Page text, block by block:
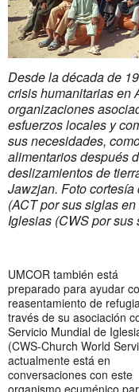
Desde la década de
crisis humanitarias en
organizaciones
esfuerzos locales y
sus necesidades,
alimentarios después
deslizamientos de
Jawzjan. Foto
(ACT por sus siglas
Iglesias (CWS por sus
UMCOR también está
preparado para ayudar
reasentamiento de
través de su asociación
Servicio Mundial de
(CWS-Church World
actualmente está en
conversaciones con este